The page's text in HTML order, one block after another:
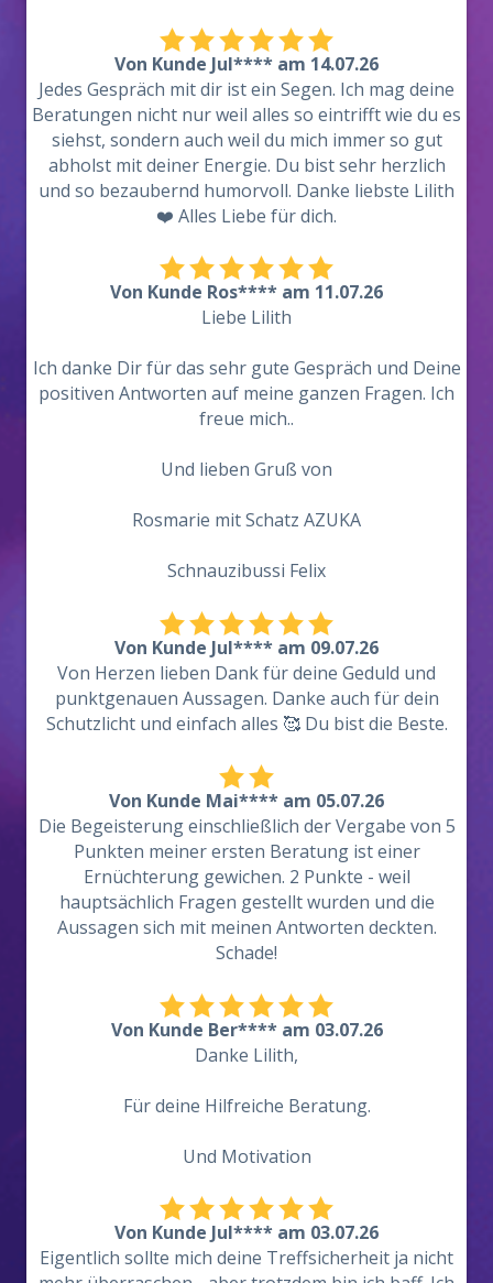
Von Kunde Jul**** am 14.07.26
Jedes Gespräch mit dir ist ein Segen. Ich mag deine
Beratungen nicht nur weil alles so eintrifft wie du es
siehst, sondern auch weil du mich immer so gut
abholst mit deiner Energie. Du bist sehr herzlich
und so bezaubernd humorvoll. Danke liebste Lilith
❤️ Alles Liebe für dich.
Von Kunde Ros**** am 11.07.26
Liebe Lilith
Ich danke Dir für das sehr gute Gespräch und Deine
positiven Antworten auf meine ganzen Fragen. Ich
freue mich..
Und lieben Gruß von
Rosmarie mit Schatz AZUKA
Schnauzibussi Felix
Von Kunde Jul**** am 09.07.26
Von Herzen lieben Dank für deine Geduld und
punktgenauen Aussagen. Danke auch für dein
Schutzlicht und einfach alles 🥰 Du bist die Beste.
Von Kunde Mai**** am 05.07.26
Die Begeisterung einschließlich der Vergabe von 5
Punkten meiner ersten Beratung ist einer
Ernüchterung gewichen. 2 Punkte - weil
hauptsächlich Fragen gestellt wurden und die
Aussagen sich mit meinen Antworten deckten.
Schade!
Von Kunde Ber**** am 03.07.26
Danke Lilith,
Für deine Hilfreiche Beratung.
Und Motivation
Von Kunde Jul**** am 03.07.26
Eigentlich sollte mich deine Treffsicherheit ja nicht